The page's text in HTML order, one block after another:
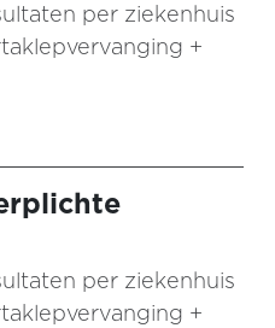
per ziekenhuis
+
per ziekenhuis
+